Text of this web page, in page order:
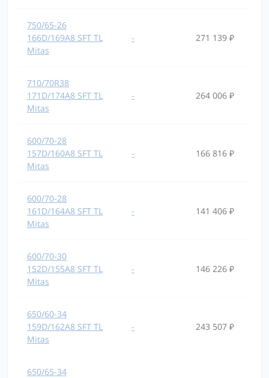
750/65-26
166D/169A8 SFT TL
Mitas
- 271 139 ₽
710/70R38
171D/174A8 SFT TL
Mitas
- 264 006 ₽
600/70-28
157D/160A8 SFT TL
Mitas
- 166 816 ₽
600/70-28
161D/164A8 SFT TL
Mitas
- 141 406 ₽
600/70-30
152D/155A8 SFT TL
Mitas
- 146 226 ₽
650/60-34
159D/162A8 SFT TL
Mitas
- 243 507 ₽
650/65-34